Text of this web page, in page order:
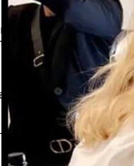
на съдържание
Освен това
и TikTok през
включително от вече
предлагат гаранции
спамим!